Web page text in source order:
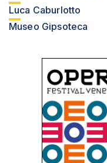
Luca Caburlotto
Museo Gipsoteca